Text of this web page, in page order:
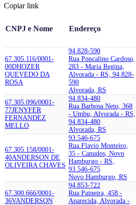
Copiar link
CNPJ e Nome Endereço
67.305.116/0001-
00DHOZER
QUEVEDO DA
ROSA
94.828-590
Rua Poncalino Cardoso,
283 - Maria Regina,
Alvorada - RS, 94.828-
590
Alvorada, RS
67.305.096/0001-
77JENYFER
FERNANDEZ
MELLO
94.834-480
Rua Barbosa Neto, 368
- Umbu, Alvorada - RS,
94.834-480
Alvorada, RS
67.305.158/0001-
40ANDERSON DE
OLIVEIRA CHAVES
93.546-675
Rua Flavio Monteiro,
35 - Canudos, Novo
Hamburgo - RS,
93.546-675
Novo Hamburgo, RS
67.300.666/0001-
36VANDERSON
94.853-722
Rua Paineira, 458 -
Aparecida, Alvorada -